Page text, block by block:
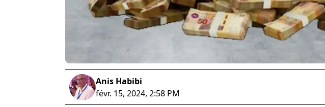
Anis Habibi
févr. 15, 2024, 2:58 PM